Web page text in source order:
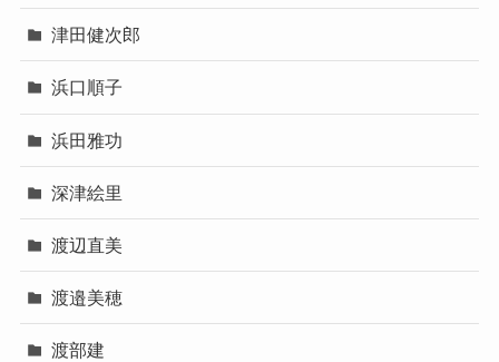
津田健次郎
浜口順子
浜田雅功
深津絵里
渡辺直美
渡邉美穂
渡部建